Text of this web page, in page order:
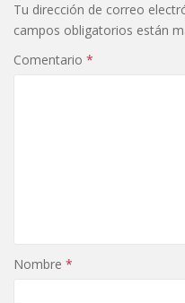
Tu dirección de correo
campos obligatorios están
Comentario *
Nombre *